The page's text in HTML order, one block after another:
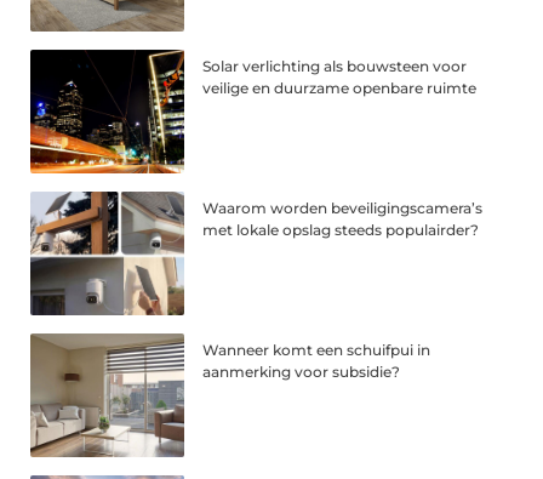
Solar verlichting als bouwsteen voor
veilige en duurzame openbare ruimte
Waarom worden beveiligingscamera’s
met lokale opslag steeds populairder?
Wanneer komt een schuifpui in
aanmerking voor subsidie?